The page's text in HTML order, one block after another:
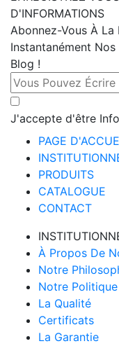
D'INFORMATIONS
Abonnez-Vous À
Instantanément
Blog !
J'accepte d'être
PAGE
PRODUITS
CATALOGUE
CONTACT
À Propos De
Notre
Notre Politique
La Qualité
Certificats
La Garantie